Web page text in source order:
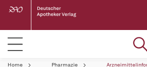
Home Pharmazie